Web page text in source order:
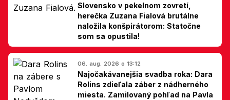
Slovensko v pekelnom zovretí,
herečka Zuzana Fialová brutálne
naložila konšpirátorom: Statočne
som sa opustila!
06. aug. 2026 o 13:12
Najočakávanejšia svadba roka: Dara
Rolins zdieľala záber z nádherného
miesta. Zamilovaný pohľad na Pavla